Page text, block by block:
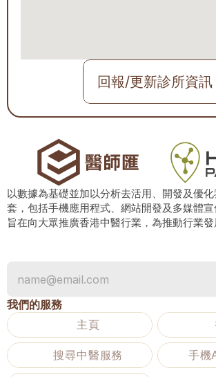
回報/更新診所資訊
以數據為基礎並加以分析去活用、開發及優
套，包括手機應用程式、網站開發及多媒體宣
旨在向大眾推廣香港中醫行業，為推動行業發
我們的服務
主頁
搜尋中醫服務 手機